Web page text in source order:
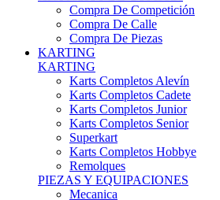
Compra De Competición
Compra De Calle
Compra De Piezas
KARTING
KARTING
Karts Completos Alevín
Karts Completos Cadete
Karts Completos Junior
Karts Completos Senior
Superkart
Karts Completos Hobbye
Remolques
PIEZAS Y EQUIPACIONES
Mecanica